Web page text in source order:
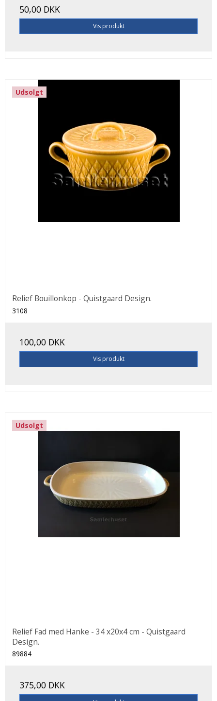
50,00 DKK
Vis produkt
Udsolgt
Relief Bouillonkop - Quistgaard Design.
3108
100,00 DKK
Vis produkt
Udsolgt
Relief Fad med Hanke - 34 x20x4 cm - Quistgaard
Design.
89884
375,00 DKK